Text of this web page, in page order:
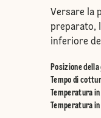
Versare la
preparato,
inferiore
Posizione
Tempo di
Temperatura
Temperatura